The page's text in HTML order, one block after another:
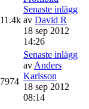
11.4k
Senaste inlägg
av David R
18 sep 2012
14:26
7974
Senaste inlägg
av Anders
Karlsson
18 sep 2012
08:14